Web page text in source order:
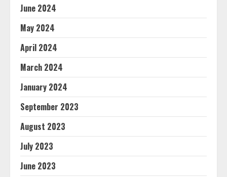
June 2024
May 2024
April 2024
March 2024
January 2024
September 2023
August 2023
July 2023
June 2023